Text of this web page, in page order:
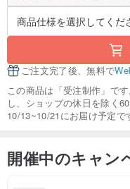
ご注文完了後、無料で
この商品は「受注制作」で
し、ショップの休日を除く
10/13~10/21にお届け予定で
開催中のキャン